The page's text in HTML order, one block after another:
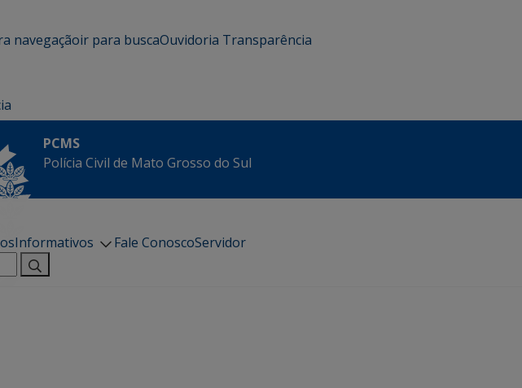
navegaçãoir para buscaOuvidoria Transparência
PCMS
Polícia Civil de Mato Grosso do Sul
Informativos Fale ConoscoServidor